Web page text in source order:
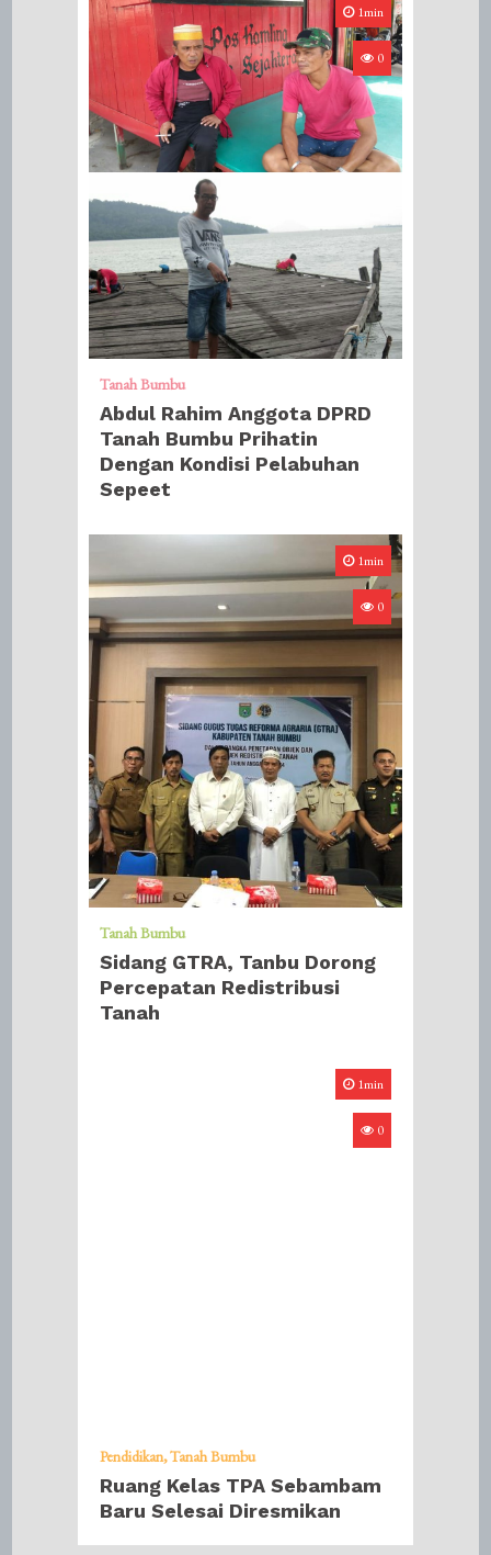
1min
0
Tanah Bumbu
Abdul Rahim Anggota DPRD
Tanah Bumbu Prihatin
Dengan Kondisi Pelabuhan
Sepeet
1min
0
Tanah Bumbu
Sidang GTRA, Tanbu Dorong
Percepatan Redistribusi
Tanah
1min
0
Pendidikan Tanah Bumbu
Ruang Kelas TPA Sebambam
Baru Selesai Diresmikan